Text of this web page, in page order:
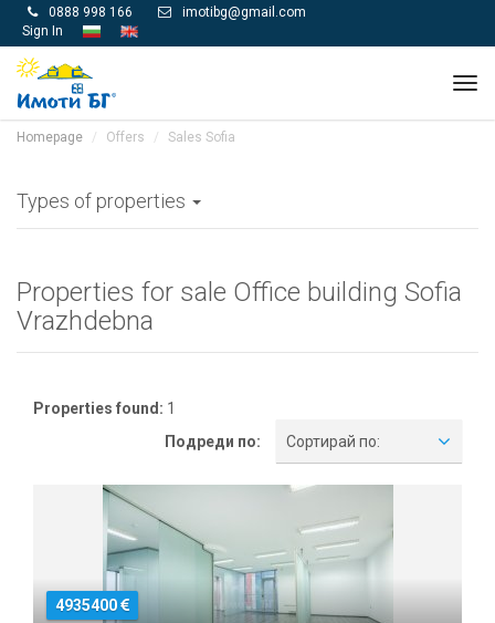
 0888 998 166 
imotibg@gmail.com
Sign In
Homepage Offers Sales Sofia
Types of properties
Properties for sale Office building Sofia
Vrazhdebna
Properties found: 1
Подреди по:
Сортирай по:
4935400